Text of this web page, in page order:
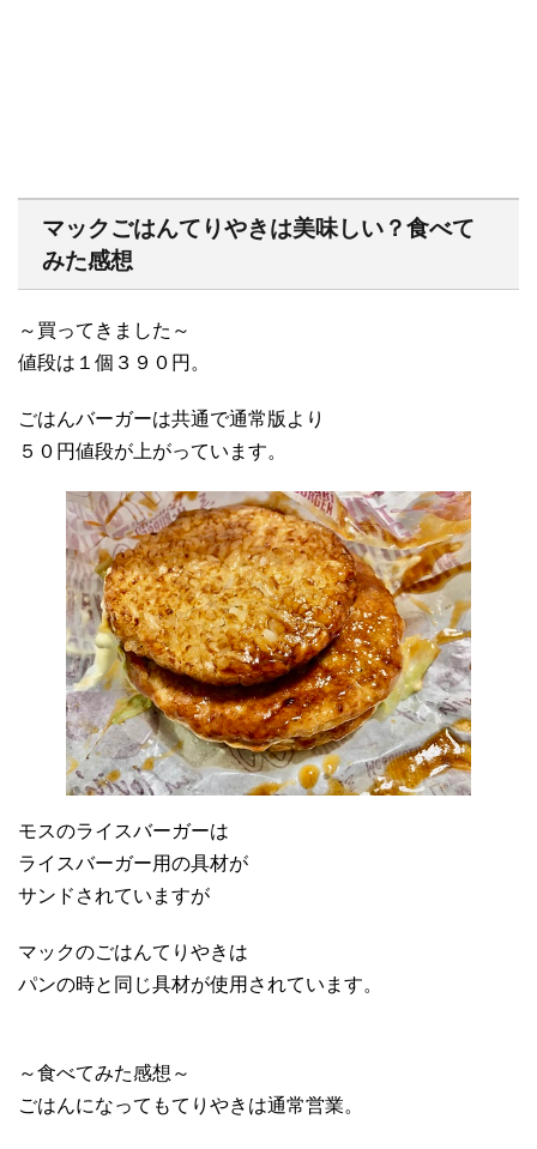
マックごはんてりやきは美味しい？食べて
みた感想
～買ってきました～
値段は１個３９０円。
ごはんバーガーは共通で通常版より
５０円値段が上がっています。
モスのライスバーガーは
ライスバーガー用の具材が
サンドされていますが
マックのごはんてりやきは
パンの時と同じ具材が使用されています。
～食べてみた感想～
ごはんになってもてりやきは通常営業。